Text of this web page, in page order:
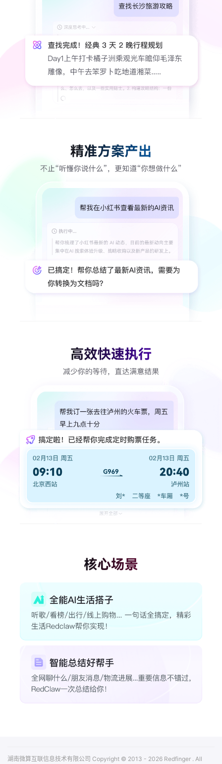
湖南微算互联信息技术有限公司 Copyright © 2013 - 2026 Redfinger . All